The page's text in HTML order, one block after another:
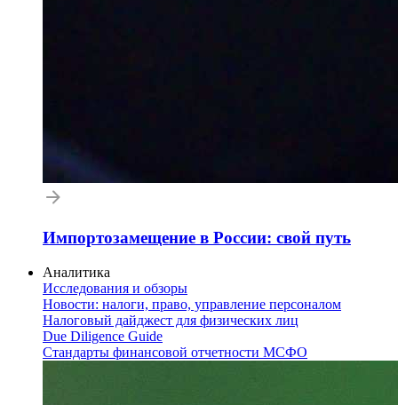
Импортозамещение в России: свой путь
Аналитика
Исследования и обзоры
Новости: налоги, право, управление персоналом
Налоговый дайджест для физических лиц
Due Diligence Guide
Стандарты финансовой отчетности МСФО